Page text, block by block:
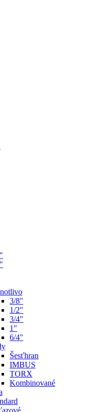
3/8"
1/2"
3/4"
1"
6/4"
Šesťhran
IMBUS
TORX
Kombinované